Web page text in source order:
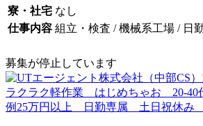
寮・社宅 なし
仕事内容 組立・検査 / 機械系工場 / 日
募集が停止しています